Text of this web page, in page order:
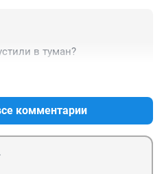
в туман?
комментарии